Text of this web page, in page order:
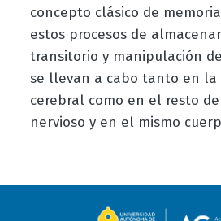
concepto clásico de
estos procesos de
transitorio y manipulación
se llevan a cabo tanto en la
cerebral como en el resto
nervioso y en el mismo